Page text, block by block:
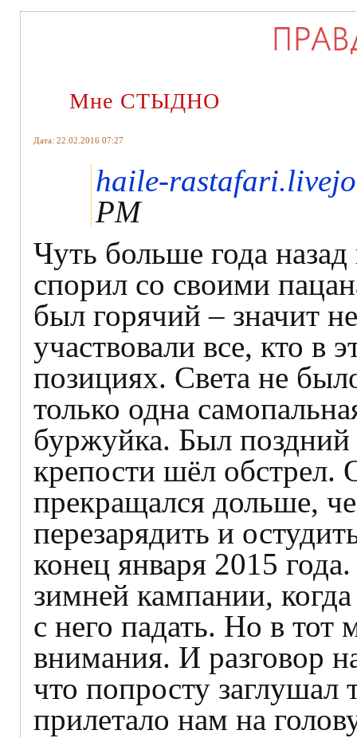
Мне СТЫДНО
Дата: 22.02.2016 07:27
haile-
PM
Чуть больше года
спорил со своими
был горячий – значит
участвовали все, кто в
позициях. Света не
только одна
буржуйка. Был поздний
крепости шёл обстрел.
прекращался дольше,
перезарядить и
конец января 2015
зимней кампании,
с него падать. Но в
внимания. И разговор
что попросту заглушал
прилетало нам на